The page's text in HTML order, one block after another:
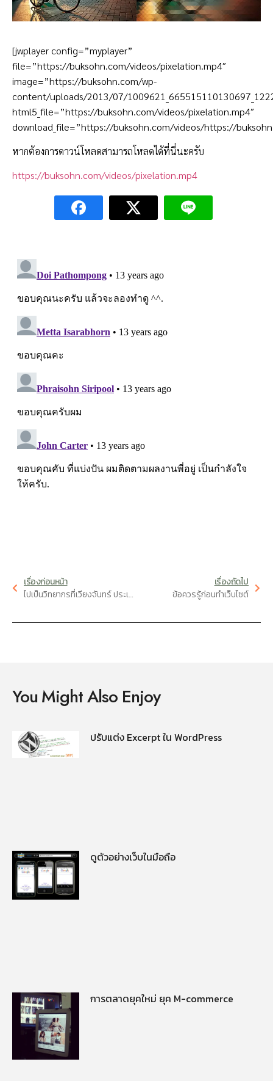
[jwplayer config=”myplayer”
file=”https://buksohn.com/videos/pixelation.mp4″
image=”https://buksohn.com/wp-
content/uploads/2013/07/
html5_file=”https://buksohn.com/videos/pixelation.mp4″
download_file=”https://buksohn.com/videos/https://
หากต้องการดาวน์โหลดสามารถโหลดได้ที่นี่นะครับ
https://buksohn.com/videos/pixelation.mp4
เรื่องก่อนหน้า
ไปเป็นวิทยากรที่เวียงจันทร์ ประเทศลาว
เรื่องถัดไป
ข้อควรรู้ก่อนทำเว็บไซต์
You Might Also Enjoy
ปรับแต่ง Excerpt ใน WordPress
ดูตัวอย่างเว็บในมือถือ
การตลาดยุคใหม่ ยุค M-commerce